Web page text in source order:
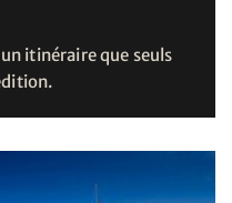
itinéraire que seuls